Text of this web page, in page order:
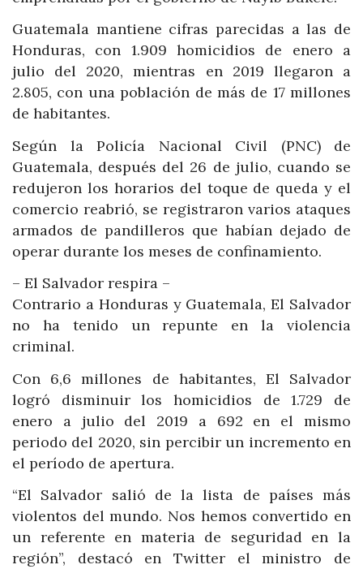
Guatemala mantiene cifras parecidas a las de
Honduras, con 1.909 homicidios de enero a
julio del 2020, mientras en 2019 llegaron a
2.805, con una población de más de 17 millones
de habitantes.
Según la Policía Nacional Civil (PNC) de
Guatemala, después del 26 de julio, cuando se
redujeron los horarios del toque de queda y el
comercio reabrió, se registraron varios ataques
armados de pandilleros que habían dejado de
operar durante los meses de confinamiento.
– El Salvador respira –
Contrario a Honduras y Guatemala, El Salvador
no ha tenido un repunte en la violencia
criminal.
Con 6,6 millones de habitantes, El Salvador
logró disminuir los homicidios de 1.729 de
enero a julio del 2019 a 692 en el mismo
periodo del 2020, sin percibir un incremento en
el período de apertura.
“El Salvador salió de la lista de países más
violentos del mundo. Nos hemos convertido en
un referente en materia de seguridad en la
región”, destacó en Twitter el ministro de